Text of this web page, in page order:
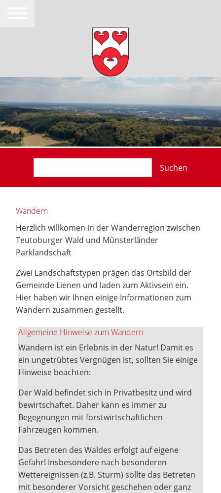
Suchen
Wandern
Herzlich willkomen in der Wanderregion zwischen
Teutoburger Wald und Münsterländer
Parklandschaft
Zwei Landschaftstypen prägen das Ortsbild der
Gemeinde Lienen und laden zum Aktivsein ein.
Hier haben wir Ihnen einige Informationen zum
Wandern zusammen gestellt.
Allgemeine Hinweise zum Wandern
Wandern ist ein Erlebnis in der Natur! Damit es
ein ungetrübtes Vergnügen ist, sollten Sie einige
Hinweise beachten:
Der Wald befindet sich in Privatbesitz und wird
bewirtschaftet. Daher kann es immer zu
Begegnungen mit forstwirtschaftlichen
Fahrzeugen kommen.
Das Betreten des Waldes erfolgt auf eigene
Gefahr! Insbesondere nach besonderen
Wettereignissen (z.B. Sturm) sollte das Betreten
mit besonderer Vorsicht geschehen oder ganz